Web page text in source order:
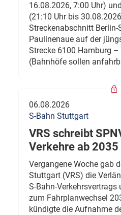
16.08.2026, 7:00 Uhr)
(21:10 Uhr bis
Streckenabschnitt Berlin-
Paulinenaue auf der
Strecke 6100 Hamburg –
(Bahnhöfe sollen
06.08.2026
S-Bahn Stuttgart
VRS schreibt
Verkehre ab 2035
Vergangene Woche gab
Stuttgart (VRS) die
S-Bahn-
zum Fahrplanwechsel
kündigte die Aufnahme